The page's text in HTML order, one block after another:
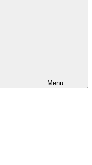
Menu